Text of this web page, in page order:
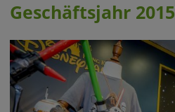
Geschäftsjahr 2015